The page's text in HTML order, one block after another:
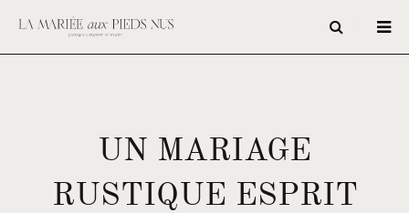
UN MARIAGE
RUSTIQUE ESPRIT